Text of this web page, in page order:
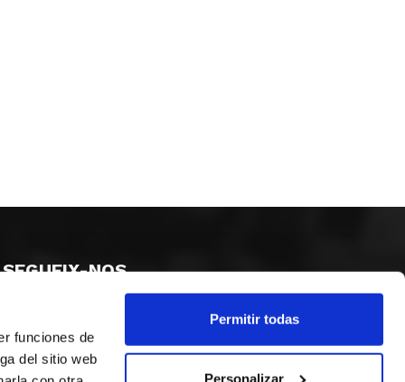
funciones de
del sitio web
Permitir todas
Personalizar
SEGUEIX-NOS